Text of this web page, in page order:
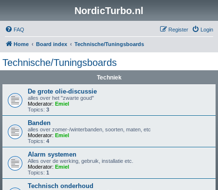
NordicTurbo.nl
FAQ Login
Register
Home Board index Technische/Tuningsboards
Technische/Tuningsboards
Techniek
De grote olie-discussie
alles over het "zwarte goud"
Moderator: Emiel
Topics: 3
Banden
alles over zomer-/winterbanden, soorten, maten, etc
Moderator: Emiel
Topics: 4
Alarm systemen
Alles over de werking, gebruik, installatie etc.
Moderator: Emiel
Topics: 1
Technisch onderhoud